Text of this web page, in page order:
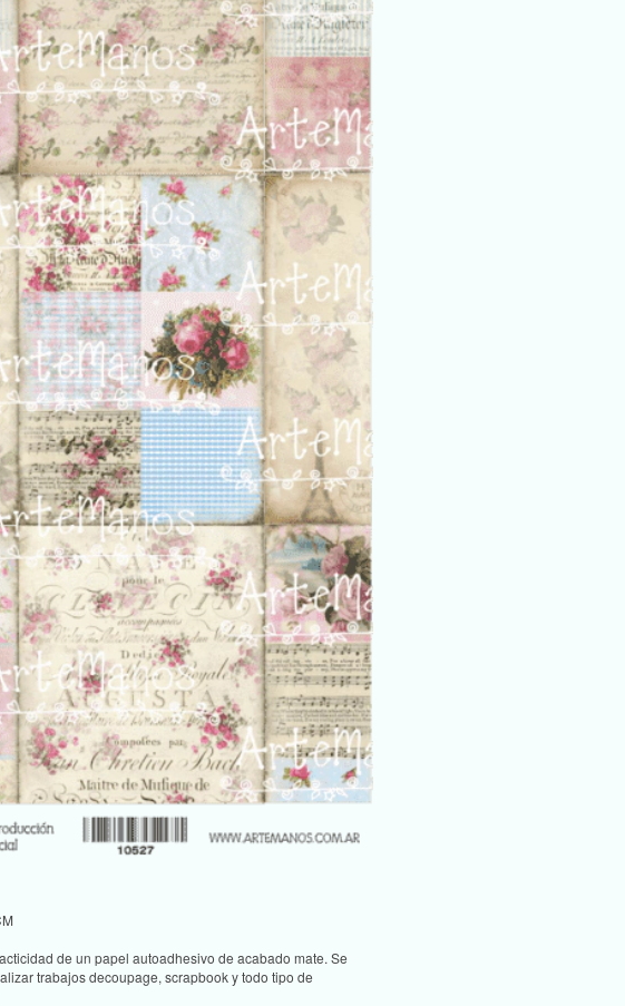
de un papel autoadhesivo de acabado mate. Se
trabajos decoupage, scrapbook y todo tipo de